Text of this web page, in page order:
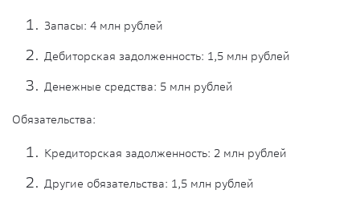
Запасы: 4 млн рублей
Дебиторская задолженность: 1,5 млн рублей
Денежные средства: 5 млн рублей
Обязательства:
Кредиторская задолженность: 2 млн рублей
Другие обязательства: 1,5 млн рублей